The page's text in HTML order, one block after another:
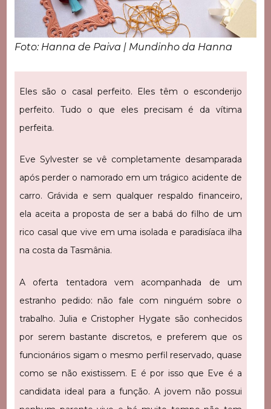
Foto: Hanna de Paiva | Mundinho da Hanna
Eles são o casal perfeito. Eles têm o esconderijo
perfeito. Tudo o que eles precisam é da vítima
perfeita.
Eve Sylvester se vê completamente desamparada
após perder o namorado em um trágico acidente de
carro. Grávida e sem qualquer respaldo financeiro,
ela aceita a proposta de ser a babá do filho de um
rico casal que vive em uma isolada e paradisíaca ilha
na costa da Tasmânia.
A oferta tentadora vem acompanhada de um
estranho pedido: não fale com ninguém sobre o
trabalho. Julia e Cristopher Hygate são conhecidos
por serem bastante discretos, e preferem que os
funcionários sigam o mesmo perfil reservado, quase
como se não existissem. E é por isso que Eve é a
candidata ideal para a função. A jovem não possui